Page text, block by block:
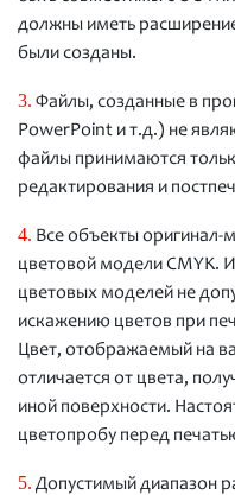
должны иметь
были созданы.
3. Файлы, созданные в
PowerPoint и т.д.) не
файлы принимаются
редактирования и
4. Все объекты
цветовой модели CMYK.
цветовых моделей не
искажению цветов при
Цвет, отображаемый на
отличается от цвета,
иной поверхности.
цветопробу перед
5. Допустимый диапазон